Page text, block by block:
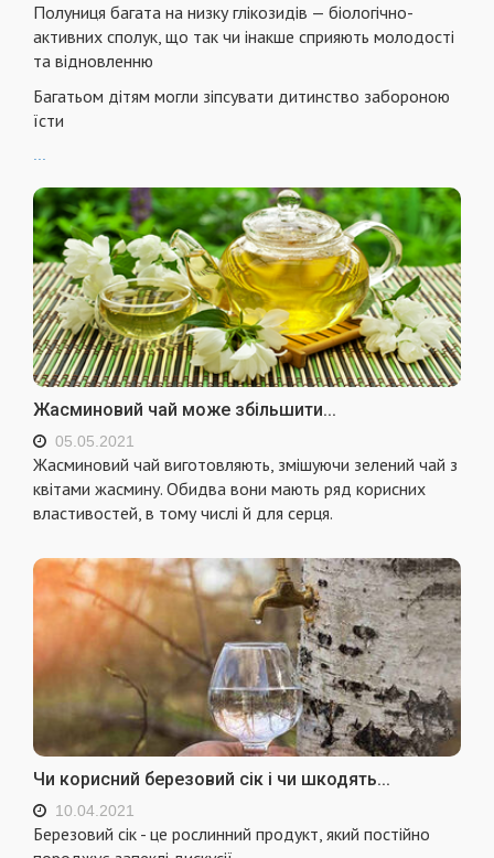
Полуниця багата на низку глікозидів — біологічно-
активних сполук, що так чи інакше сприяють молодості
та відновленню
Багатьом дітям могли зіпсувати дитинство забороною
їсти
...
Жасминовий чай може збільшити...
05.05.2021
Жасминовий чай виготовляють, змішуючи зелений чай з
квітами жасмину. Обидва вони мають ряд корисних
властивостей, в тому числі й для серця.
Чи корисний березовий сік і чи шкодять...
10.04.2021
Березовий сік - це рослинний продукт, який постійно